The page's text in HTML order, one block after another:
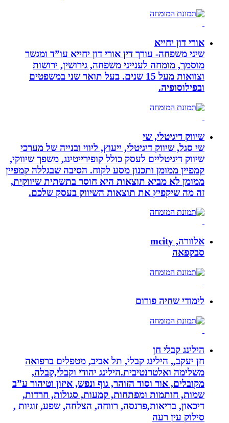
אורי דון יחייא
שיני משפחה- עורך דין אורי דון יחייא עו”ד ומגשר
מוסמך, מומחה לענייני משפחה, גירושין, ירושות
וצוואות מעל 15 שנים. בעל תואר שני במשפטים
ובפילוסופיה.
שיווק דיגיטלי, שי
שי סגל, שיווק דיגיטלי, ייעוץ, ליווי ובנייה של מערכי
שיווק דיגיטליים לעסק כולל קופירייטינג, משפך שיווקי,
קמפיין ממומן ותכנון מסע לקוח. הסיבה שבגללה קמפיין
ממומן לא מביא תוצאות היא חוסר בתשתית שיווקית,
זה מה שיקפיץ את תוצאות השיווק בעסק שלכם.
אלוורה, mcity
סבקפאה
לימודי שחיה פורום
הילינג קבלי חן
חן יעקב,, הילינג קבלי, תל אביב, מטפלים ברפואה
משלימה ואלטרנטיבית.הילינג יהודי וקבלי,קבלה,
מקובלים, אור וסוד הזוהר, גוף ונפש, איזון וטיהור ע”ב
שמות, חותמות ומפתחות, קמעות, סגולות, חרדות,
דיכאון, בריאות,פרנסה, רווחה, הצלחה, שפע, זוגיות ,
סילוק עין רעה